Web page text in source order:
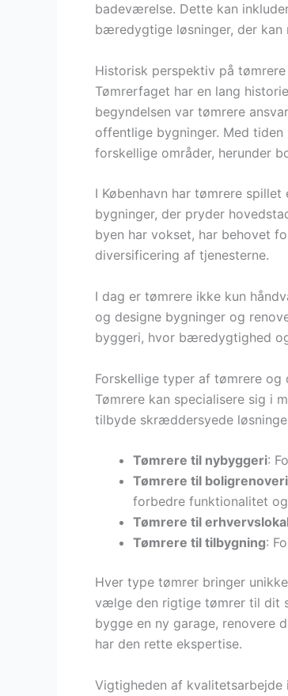
badeværelse. Dette kan
bæredygtige løsninger, der
Historisk perspektiv på tømrere
Tømrerfaget har en lang
begyndelsen var tømrere
offentlige bygninger. Med
forskellige områder, herunder
I København har tømrere
bygninger, der pryder
byen har vokset, har behovet
diversificering af tjenesterne.
I dag er tømrere ikke kun
og designe bygninger og
byggeri, hvor bæredygtighed
Forskellige typer af tømrere og
Tømrere kan specialisere sig i
tilbyde skræddersyede
Tømrere til nybyggeri:
Tømrere til
forbedre funktionalitet
Tømrere til
Tømrere til tilbygning:
Hver type tømrer bringer
vælge den rigtige tømrer til dit
bygge en ny garage, renovere
har den rette ekspertise.
Vigtigheden af